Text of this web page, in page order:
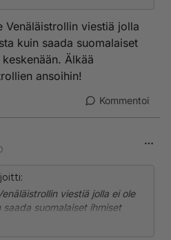
kommunistit ole noin perin
Venäläistrollin viestiä jolla
kuin saada suomalaiset
Älkää
ansoihin!
Kommentoi
viestiä jolla ei ole
suomalaiset ihmiset
Älkää haksahtako